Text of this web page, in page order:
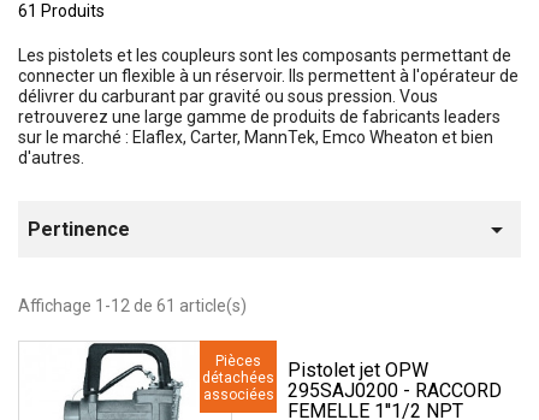
61 Produits
Les pistolets et les coupleurs sont les composants permettant de
connecter un flexible à un réservoir. Ils permettent à l'opérateur de
délivrer du carburant par gravité ou sous pression. Vous
retrouverez une large gamme de produits de fabricants leaders
sur le marché : Elaflex, Carter, MannTek, Emco Wheaton et bien
d'autres.
Pertinence 
Affichage 1-12 de 61 article(s)
Pièces
détachées
associées
Pistolet jet OPW
295SAJ0200 - RACCORD
FEMELLE 1''1/2 NPT